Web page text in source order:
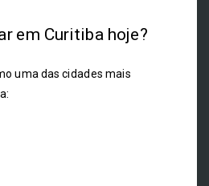
em Curitiba hoje?
uma das cidades mais